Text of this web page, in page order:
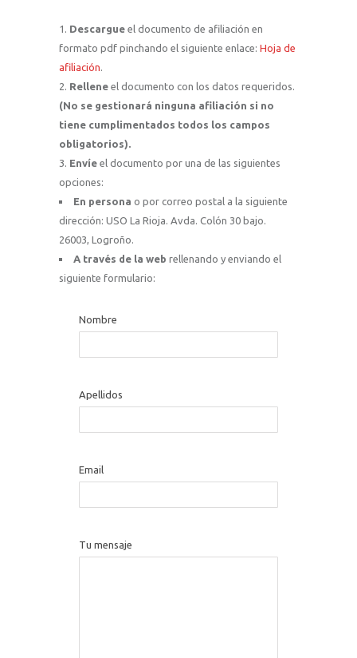
Descargue el documento de afiliación en
formato pdf pinchando el siguiente enlace: Hoja de
afiliación.
Rellene el documento con los datos requeridos.
(No se gestionará ninguna afiliación si no
tiene cumplimentados todos los campos
obligatorios).
Envíe el documento por una de las siguientes
opciones:
En persona o por correo postal a la siguiente
dirección: USO La Rioja. Avda. Colón 30 bajo.
26003, Logroño.
A través de la web rellenando y enviando el
siguiente formulario:
Nombre
Apellidos
Email
Tu mensaje